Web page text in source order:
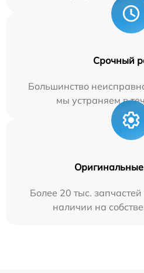
Срочный
Большинство
мы устраняем в
Оригинальные
Более 20 тыс.
наличии на